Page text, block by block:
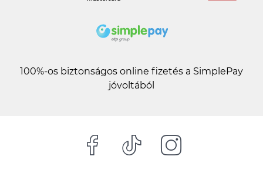
100%-os biztonságos online fizetés a SimplePay
jóvoltából